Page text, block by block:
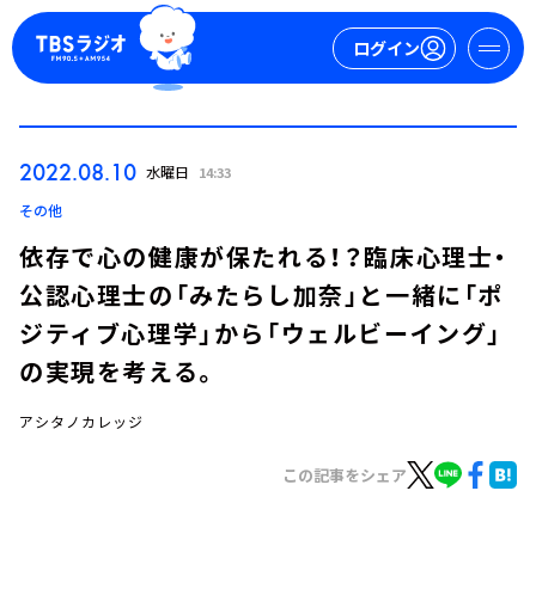
ログイン
今日の番組表
2022.08.10 水曜日 14:33
その他
依存で心の健康が保たれる！？臨床心理士・
公認心理士の「みたらし加奈」と一緒に「ポ
ジティブ心理学」から「ウェルビーイング」
の実現を考える。
アシタノカレッジ
この記事をシェア